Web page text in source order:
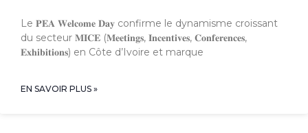
Le 𝐏𝐄𝐀 𝐖𝐞𝐥𝐜𝐨𝐦𝐞 𝐃𝐚𝐲 confirme le dynamisme croissant
du secteur 𝐌𝐈𝐂𝐄 (𝐌𝐞𝐞𝐭𝐢𝐧𝐠𝐬, 𝐈𝐧𝐜𝐞𝐧𝐭𝐢𝐯𝐞𝐬, 𝐂𝐨𝐧𝐟𝐞𝐫𝐞𝐧𝐜𝐞𝐬,
𝐄𝐱𝐡𝐢𝐛𝐢𝐭𝐢𝐨𝐧𝐬) en Côte d’Ivoire et marque
EN SAVOIR PLUS »